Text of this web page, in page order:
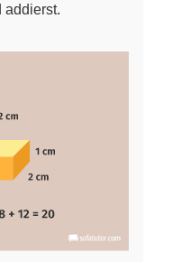
addierst.